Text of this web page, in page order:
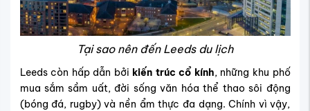
Tại sao nên đến Leeds du lịch
Leeds còn hấp dẫn bởi kiến trúc cổ kính, những khu phố
mua sắm sầm uất, đời sống văn hóa thể thao sôi động
(bóng đá, rugby) và nền ẩm thực đa dạng. Chính vì vậy,